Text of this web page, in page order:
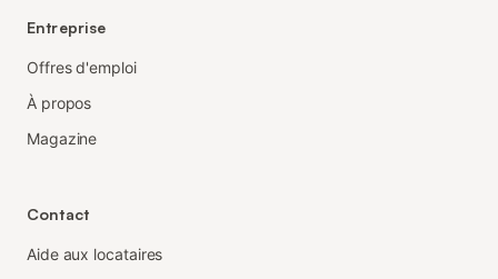
Entreprise
Offres d'emploi
À propos
Magazine
Contact
Aide aux locataires